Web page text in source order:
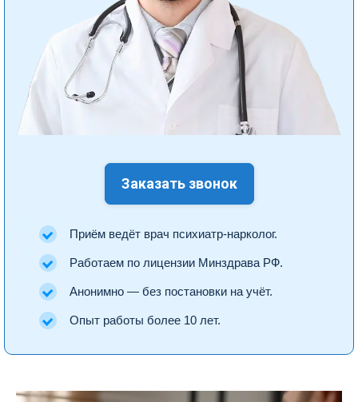
Заказать звонок
Приём ведёт врач психиатр-нарколог.
Работаем по лицензии Минздрава РФ.
Анонимно — без постановки на учёт.
Опыт работы более 10 лет.